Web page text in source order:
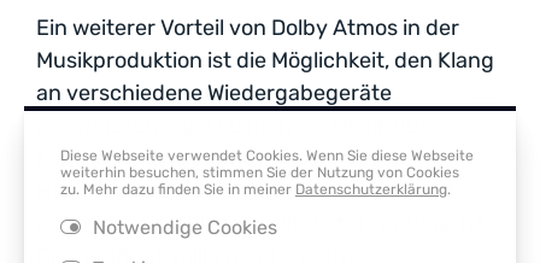
Ein weiterer Vorteil von Dolby Atmos in der
Musikproduktion ist die Möglichkeit, den Klang
an verschiedene Wiedergabegeräte
Kopfhörer, eine Soundbar oder ein
Heimkinosystem hört – Dolby Atmos sorgt
dafür, dass die Klangqualität stets optimal ist.
Dies eröffnet völlig neue kreative
Diese Webseite verwendet Cookies. Wenn Sie diese Webseite
weiterhin besuchen, stimmen Sie der Nutzung von Cookies
zu. Mehr dazu finden Sie in meiner Datenschutzerklärung.
Notwendige Cookies